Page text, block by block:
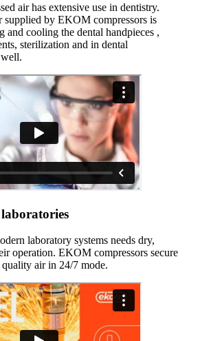
air has extensive use in dentistry.
supplied by EKOM compressors is
and cooling the dental handpieces ,
sterilization and in dental
laboratory systems needs dry,
operation. EKOM compressors secure
air in 24/7 mode.